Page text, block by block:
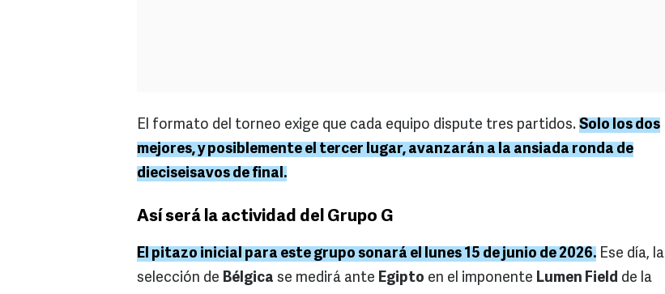
El formato del torneo exige que cada equipo dispute tres partidos. Solo los dos
mejores, y posiblemente el tercer lugar, avanzarán a la ansiada ronda de
dieciseisavos de final.
Así será la actividad del Grupo G
El pitazo inicial para este grupo sonará el lunes 15 de junio de 2026. Ese día, la
selección de Bélgica se medirá ante Egipto en el imponente Lumen Field de la